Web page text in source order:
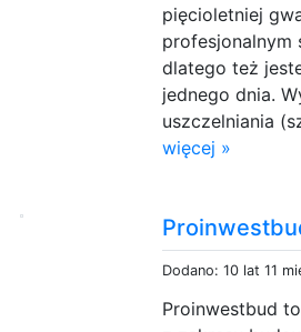
pięcioletniej
profesjonalnym
dlatego też
jednego dnia.
uszczelniania
więcej »
Dodano: 10 lat 11
Proinwestbud